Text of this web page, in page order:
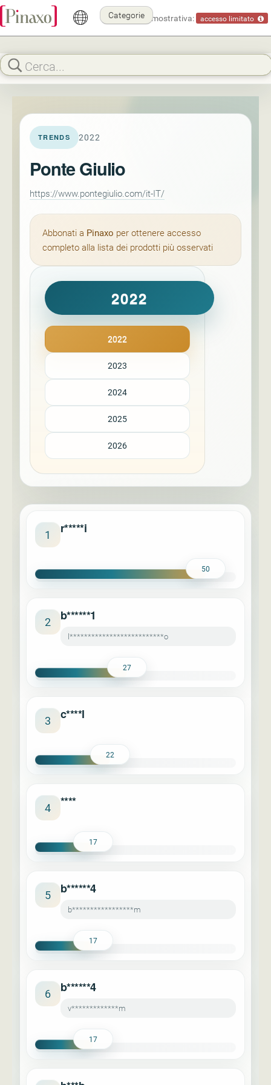
Modalità dimostrativa: accesso limitato
Categorie
TRENDS 2022
Ponte Giulio
https://www.pontegiulio.com/it-IT/
Abbonati a Pinaxo per ottenere accesso
completo alla lista dei prodotti più osservati
2022
2022
2023
2024
2025
2026
1 r*****i
50
2 b******1
l**************************o
27
3 c****l
22
4 ****
17
5 b******4
b*****************m
17
6 b******4
v*************m
17